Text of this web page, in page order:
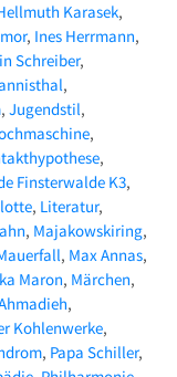
Karasek
Ines Herrmann
Schreiber
Jugendstil
Finsterwalde K3
Literatur
Majakowskiring
Max Annas
Maron Märchen
Kohlenwerke
Papa Schiller